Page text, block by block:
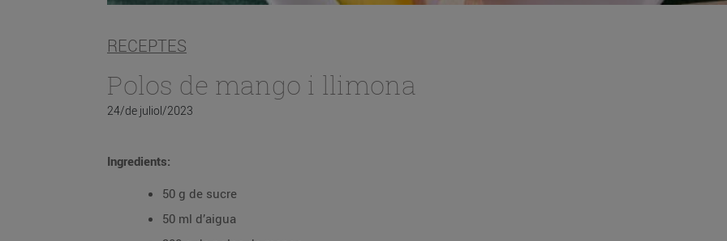
RECEPTES
Polos de mango i llimona
24/de juliol/2023
Ingredients:
50 g de sucre
50 ml d’aigua